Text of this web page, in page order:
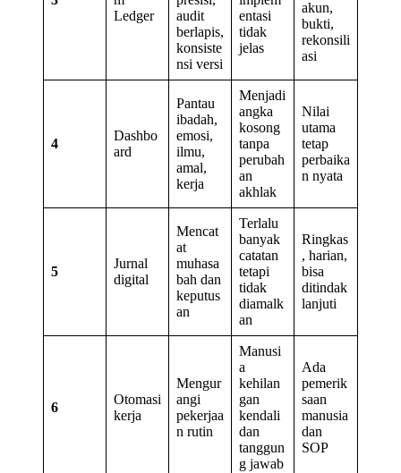
Ledger
audit
berlapis,
konsiste
nsi versi
entasi
tidak
jelas
akun,
bukti,
rekonsili
asi
4
Dashbo
ard
Pantau
ibadah,
emosi,
ilmu,
amal,
kerja
Menjadi
angka
kosong
tanpa
perubah
an
akhlak
Nilai
utama
tetap
perbaika
n nyata
5
Jurnal
digital
Mencat
at
muhasa
bah dan
keputus
an
Terlalu
banyak
catatan
tetapi
tidak
diamalk
an
Ringkas
, harian,
bisa
ditindak
lanjuti
6
Otomasi
kerja
Mengur
angi
pekerjaa
n rutin
Manusi
a
kehilan
gan
kendali
dan
tanggun
g jawab
Ada
pemerik
saan
manusia
dan
SOP